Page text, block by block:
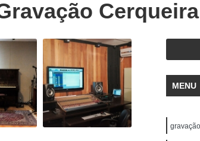
para Filmes em Estudio de Gravação
Ensaio Musical
Estúdio de Gravação
Ensaio de Musicas
Estúdio Ensaio Musical
Estúdio para Ensaio de Bandas
Estúdio
Estúdio para Ensaio Musical
para Ensaios Musicais de Banda
MENU